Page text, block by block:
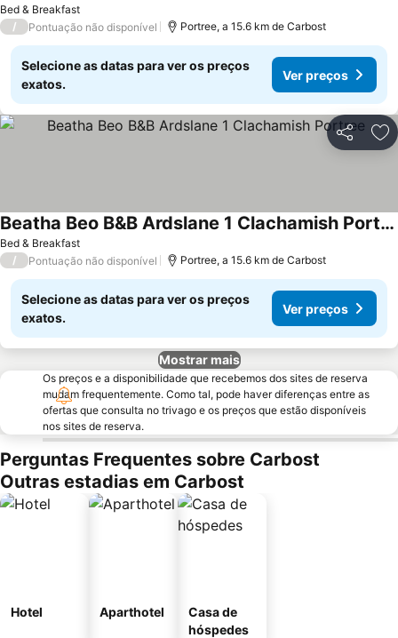
Bed & Breakfast
/ Pontuação não disponível Portree, a 15.6 km de Carbost
Selecione as datas para ver os preços
exatos.
Ver preços
Partilhar
Bed & Breakfast
Beatha Beo B&B Ardslane 1 Clachamish Portree
Ver preços
/ Pontuação não disponível Portree, a 15.6 km de Carbost
Selecione as datas para ver os preços
exatos.
Ver preços
Mostrar mais
Os preços e a disponibilidade que recebemos dos sites de reserva
mudam frequentemente. Como tal, pode haver diferenças entre as
ofertas que consulta no trivago e os preços que estão disponíveis
nos sites de reserva.
Perguntas Frequentes sobre Carbost
Outras estadias em Carbost
Hotel Aparthotel
Casa de
hóspedes